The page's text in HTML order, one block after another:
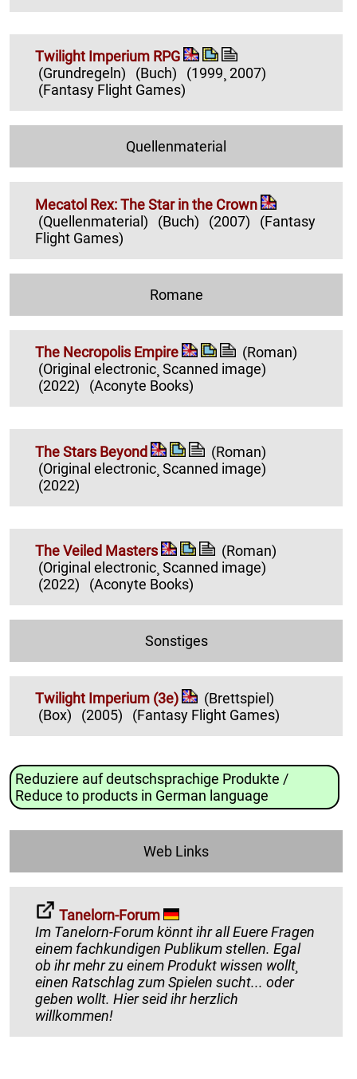
Twilight Imperium RPG
(Grundregeln)
(Buch)
(1999¸ 2007)
(Fantasy Flight Games)
Quellenmaterial
Mecatol Rex: The Star in the Crown
(Quellenmaterial)
(Buch) (2007)
(Fantasy
Flight Games)
Romane
The Necropolis Empire
(Roman)
(Original electronic¸ Scanned image)
(2022)
(Aconyte Books)
The Stars Beyond
(Roman)
(Original electronic¸ Scanned image)
(2022)
The Veiled Masters
(Roman)
(Original electronic¸ Scanned image)
(2022)
(Aconyte Books)
Sonstiges
Twilight Imperium (3e)
(Brettspiel)
(Box)
(2005) (Fantasy Flight Games)
Reduziere auf deutschsprachige Produkte /
Reduce to products in German language
Web Links
Tanelorn-Forum
Im Tanelorn-Forum könnt ihr all Euere Fragen
einem fachkundigen Publikum stellen. Egal
ob ihr mehr zu einem Produkt wissen wollt¸
einen Ratschlag zum Spielen sucht... oder
geben wollt. Hier seid ihr herzlich
willkommen!